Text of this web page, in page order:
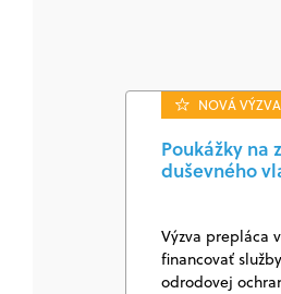
NOVÁ VÝZVA
Poukážky na
duševného
Výzva prepláca
financovať
odrodovej